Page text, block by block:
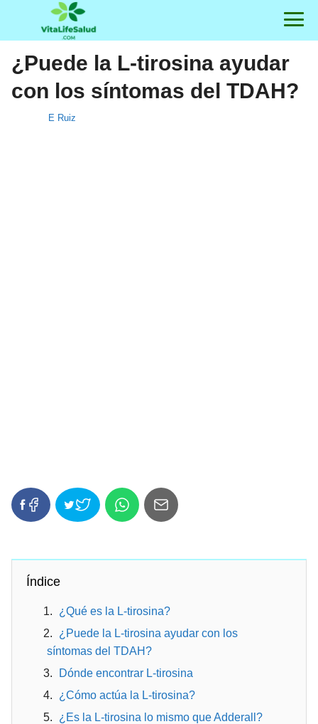
¿Puede la L-tirosina ayudar
con los síntomas del TDAH?
E Ruiz
Índice
¿Qué es la L-tirosina?
¿Puede la L-tirosina ayudar con los
síntomas del TDAH?
Dónde encontrar L-tirosina
¿Cómo actúa la L-tirosina?
¿Es la L-tirosina lo mismo que Adderall?